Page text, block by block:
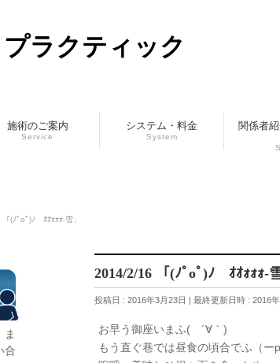
ラクティック
施術のご案内
Service
システム・料金
System
関係者
(ﾉﾟοﾟ)ﾉ ｵｵｫｫｫ-雪」
2014/2/16 「(ﾉﾟοﾟ)ﾉ ｵｵｫｫｫ-雪
投稿日 : 2016年3月23日 最終更新日時 : 2016
お早う御座いまふ( ´∀｀)
もう直ぐ巷では昼食の頃合でふ（ーp
ま
合